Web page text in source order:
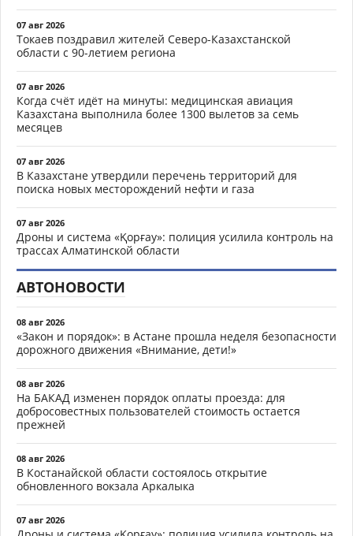
07 авг 2026
Токаев поздравил жителей Северо-Казахстанской
области с 90-летием региона
07 авг 2026
Когда счёт идёт на минуты: медицинская авиация
Казахстана выполнила более 1300 вылетов за семь
месяцев
07 авг 2026
В Казахстане утвердили перечень территорий для
поиска новых месторождений нефти и газа
07 авг 2026
Дроны и система «Қорғау»: полиция усилила контроль на
трассах Алматинской области
АВТОНОВОСТИ
08 авг 2026
«Закон и порядок»: в Астане прошла неделя безопасности
дорожного движения «Внимание, дети!»
08 авг 2026
На БАКАД изменен порядок оплаты проезда: для
добросовестных пользователей стоимость остается
прежней
08 авг 2026
В Костанайской области состоялось открытие
обновленного вокзала Аркалыка
07 авг 2026